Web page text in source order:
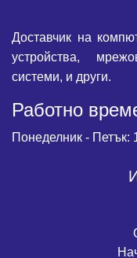
Доставчик на
устройства,
системи, и други.
Работно
Понеделник - Петък: